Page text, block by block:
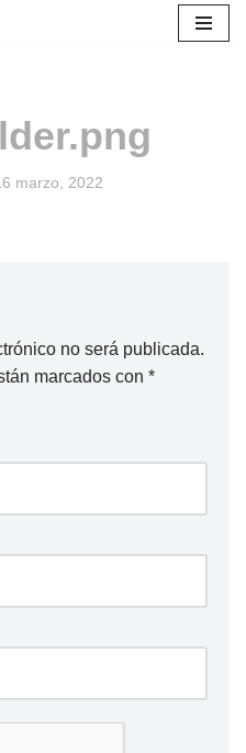
marzo, 2022
no será publicada.
marcados con *